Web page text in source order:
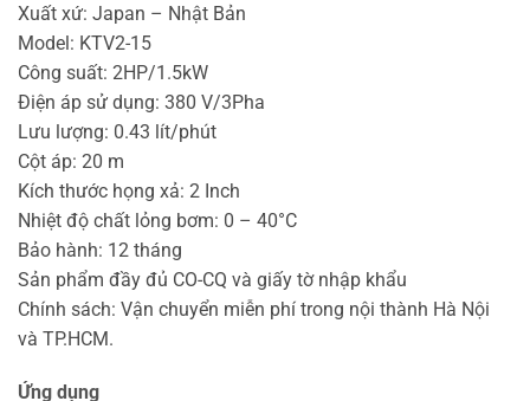
Xuất xứ: Japan – Nhật Bản
Model: KTV2-15
Công suất: 2HP/1.5kW
Điện áp sử dụng: 380 V/3Pha
Lưu lượng: 0.43 lít/phút
Cột áp: 20 m
Kích thước họng xả: 2 Inch
Nhiệt độ chất lỏng bơm: 0 – 40°C
Bảo hành: 12 tháng
Sản phẩm đầy đủ CO-CQ và giấy tờ nhập khẩu
Chính sách: Vận chuyển miễn phí trong nội thành Hà Nội
và TP.HCM.
Ứng dụng